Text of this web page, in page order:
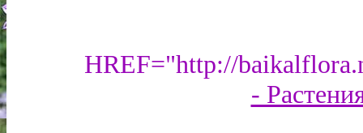
HREF="http://
-